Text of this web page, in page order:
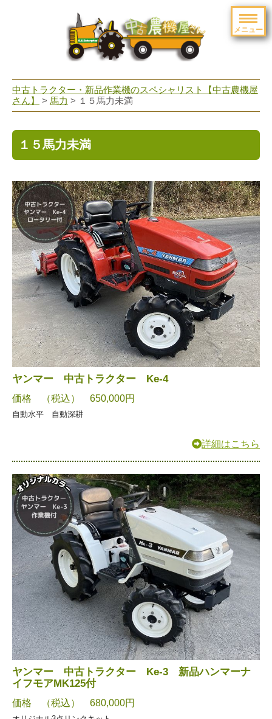
メニュー
navigation
中古トラクター・新品作業機のスペシャリスト【中古農機屋
さん】
> 馬力 > １５馬力未満
１５馬力未満
ヤンマー 中古トラクター Ke-4
価格 （税込） 650,000円
自動水平 自動深耕
詳細はこちら
ヤンマー 中古トラクター Ke-3 新品ハンマーナ
イフモアMK125付
価格 （税込） 680,000円